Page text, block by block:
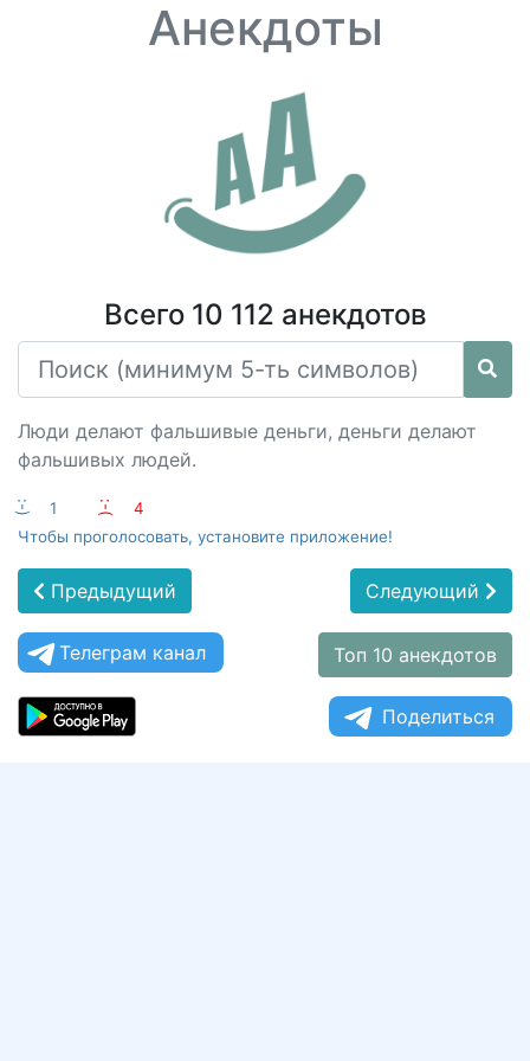
Анекдоты
Всего 10 112 анекдотов
Люди делают фальшивые деньги, деньги делают
фальшивых людей.
:-) 1 :-(
4
Чтобы проголосовать, установите приложение!
Предыдущий Следующий
Телеграм канал Топ 10 анекдотов
Поделиться